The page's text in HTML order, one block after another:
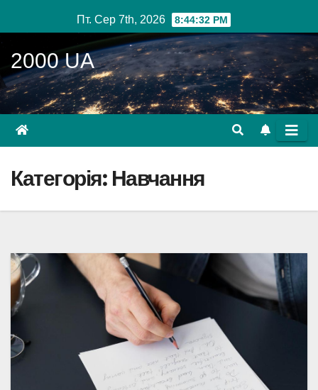
до
вмісту
Пт. Сер 7th, 2026 8:44:33 PM
2000 UA
Категорія: Навчання